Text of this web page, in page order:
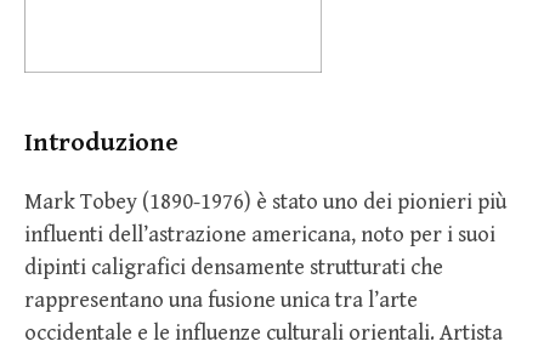
Introduzione
Mark Tobey (1890-1976) è stato uno dei pionieri più
influenti dell’astrazione americana, noto per i suoi
dipinti caligrafici densamente strutturati che
rappresentano una fusione unica tra l’arte
occidentale e le influenze culturali orientali. Artista